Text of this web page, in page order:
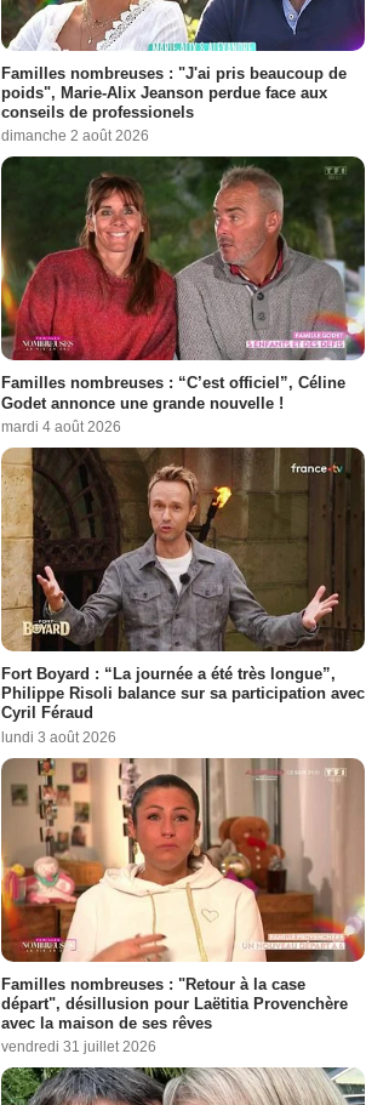
Familles nombreuses : "J'ai pris beaucoup de
poids", Marie-Alix Jeanson perdue face aux
conseils de professionels
dimanche 2 août 2026
Familles nombreuses : “C’est officiel”, Céline
Godet annonce une grande nouvelle !
mardi 4 août 2026
Fort Boyard : “La journée a été très longue”,
Philippe Risoli balance sur sa participation avec
Cyril Féraud
lundi 3 août 2026
Familles nombreuses : "Retour à la case
départ", désillusion pour Laëtitia Provenchère
avec la maison de ses rêves
vendredi 31 juillet 2026